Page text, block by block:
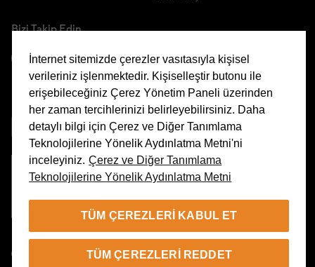
Bizi Takip Edin
Uygulamamızı İndirin
İnternet sitemizde çerezler vasıtasıyla kişisel
verileriniz işlenmektedir. Kişiselleştir butonu ile
erişebileceğiniz Çerez Yönetim Paneli üzerinden
her zaman tercihlerinizi belirleyebilirsiniz. Daha
detaylı bilgi için Çerez ve Diğer Tanımlama
Teknolojilerine Yönelik Aydınlatma Metni'ni
inceleyiniz. Çerez ve Diğer Tanımlama
Teknolojilerine Yönelik Aydınlatma Metni
TÜM ÇEREZLERI KABUL ET
TÜM ÇEREZLERI REDDET